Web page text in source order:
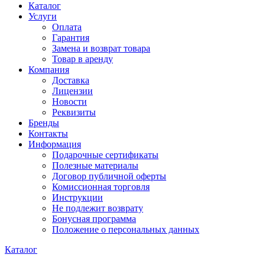
Каталог
Услуги
Оплата
Гарантия
Замена и возврат товара
Товар в аренду
Компания
Доставка
Лицензии
Новости
Реквизиты
Бренды
Контакты
Информация
Подарочные сертификаты
Полезные материалы
Договор публичной оферты
Комиссионная торговля
Инструкции
Не подлежит возврату
Бонусная программа
Положение о персональных данных
Каталог